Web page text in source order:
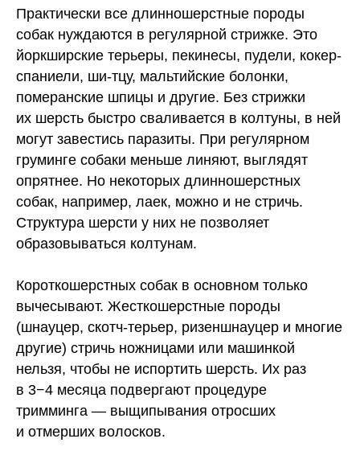
Практически все длинношерстные породы
собак нуждаются в регулярной стрижке. Это
йоркширские терьеры, пекинесы, пудели, кокер-
спаниели, ши-тцу, мальтийские болонки,
померанские шпицы и другие. Без стрижки
их шерсть быстро сваливается в колтуны, в ней
могут завестись паразиты. При регулярном
груминге собаки меньше линяют, выглядят
опрятнее. Но некоторых длинношерстных
собак, например, лаек, можно и не стричь.
Структура шерсти у них не позволяет
образовываться колтунам.
Короткошерстных собак в основном только
вычесывают. Жесткошерстные породы
(шнауцер, скотч-терьер, ризеншнауцер и многие
другие) стричь ножницами или машинкой
нельзя, чтобы не испортить шерсть. Их раз
в 3−4 месяца подвергают процедуре
тримминга — выщипывания отросших
и отмерших волосков.